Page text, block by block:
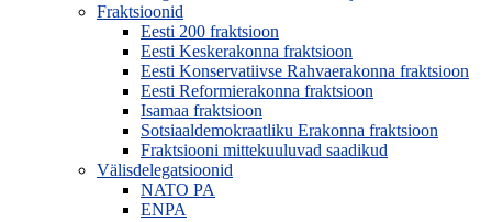
Fraktsioonid
Eesti 200 fraktsioon
Eesti Keskerakonna fraktsioon
Eesti Konservatiivse Rahvaerakonna fraktsioon
Eesti Reformierakonna fraktsioon
Isamaa fraktsioon
Sotsiaaldemokraatliku Erakonna fraktsioon
Fraktsiooni mittekuuluvad saadikud
Välisdelegatsioonid
NATO PA
ENPA